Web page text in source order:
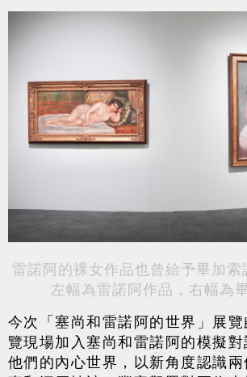
雷諾阿的裸女作品也曾給予畢加索
左幅為雷諾阿作品，右幅為
今次「塞尚和雷諾阿的世界」展
覽現場加入塞尚和雷諾阿的模擬對
他們的內心世界，以新角度認識